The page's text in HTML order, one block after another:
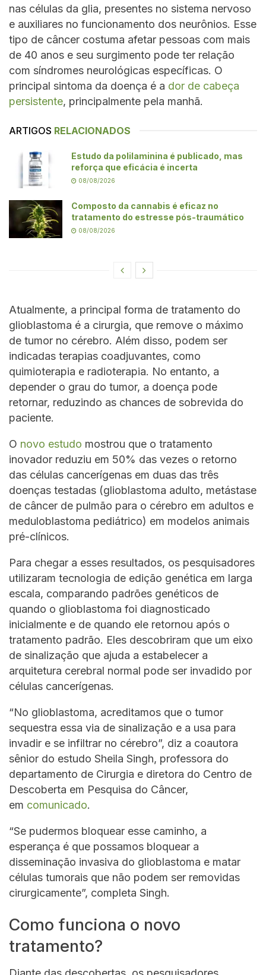
nas células da glia, presentes no sistema nervoso
e auxiliares no funcionamento dos neurônios. Esse
tipo de câncer costuma afetar pessoas com mais
de 40 anos e seu surgimento pode ter relação
com síndromes neurológicas específicas. O
principal sintoma da doença é a dor de cabeça
persistente, principalmente pela manhã.
ARTIGOS RELACIONADOS
Estudo da polilaminina é publicado, mas
reforça que eficácia é incerta
08/08/2026
Composto da cannabis é eficaz no
tratamento do estresse pós-traumático
08/08/2026
Atualmente, a principal forma de tratamento do
glioblastoma é a cirurgia, que remove o máximo
de tumor no cérebro. Além disso, podem ser
indicadas terapias coadjuvantes, como
quimioterapia e radioterapia. No entanto, a
depender o grau do tumor, a doença pode
retornar, reduzindo as chances de sobrevida do
paciente.
O novo estudo mostrou que o tratamento
inovador reduziu em 50% das vezes o retorno
das células cancerígenas em duas das três
doenças testadas (glioblastoma adulto, metástase
de câncer de pulmão para o cérebro em adultos e
meduloblastoma pediátrico) em modelos animais
pré-clínicos.
Para chegar a esses resultados, os pesquisadores
utilizaram tecnologia de edição genética em larga
escala, comparando padrões genéticos de
quando o glioblastoma foi diagnosticado
inicialmente e de quando ele retornou após o
tratamento padrão. Eles descobriram que um eixo
de sinalização que ajuda a estabelecer a
arquitetura cerebral normal pode ser invadido por
células cancerígenas.
“No glioblastoma, acreditamos que o tumor
sequestra essa via de sinalização e a usa para
invadir e se infiltrar no cérebro”, diz a coautora
sênior do estudo Sheila Singh, professora do
departamento de Cirurgia e diretora do Centro de
Descoberta em Pesquisa do Câncer,
em comunicado.
“Se pudermos bloquear esse caminho, a
esperança é que possamos bloquear a
disseminação invasiva do glioblastoma e matar
células tumorais que não podem ser removidas
cirurgicamente”, completa Singh.
Como funciona o novo
tratamento?